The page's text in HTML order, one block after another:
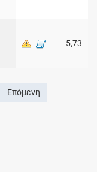
5,73
Επόμενη